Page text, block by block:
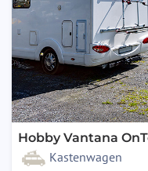
Hobby Vantana
Kastenwagen